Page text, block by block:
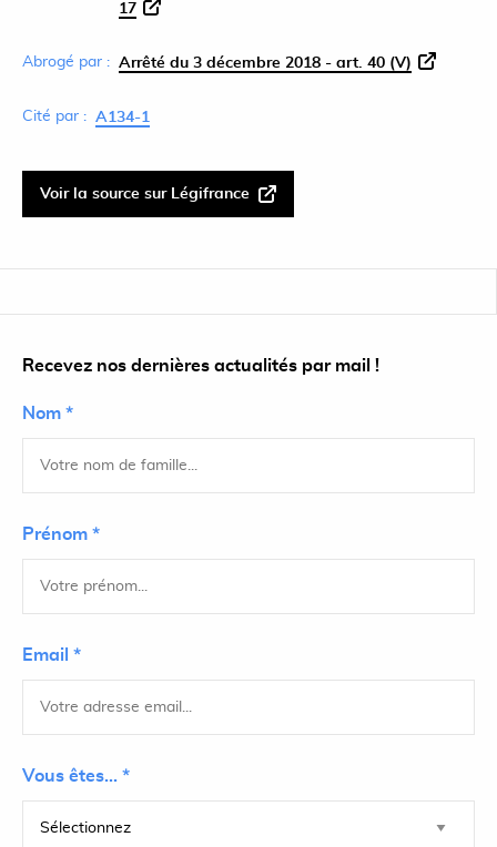
17
Abrogé par : Arrêté du 3 décembre 2018 - art. 40 (V)
Cité par : A134-1
Voir la source sur Légifrance
Recevez nos dernières actualités par mail !
Nom *
Prénom *
Email *
Vous êtes... *